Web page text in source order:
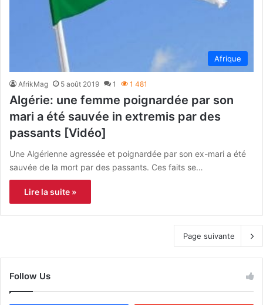
Afrique
AfrikMag 5 août 2019 1 1 481
Algérie: une femme poignardée par son
mari a été sauvée in extremis par des
passants [Vidéo]
Une Algérienne agressée et poignardée par son ex-mari a été
sauvée de la mort par des passants. Ces faits se…
Lire la suite »
Page suivante
Follow Us